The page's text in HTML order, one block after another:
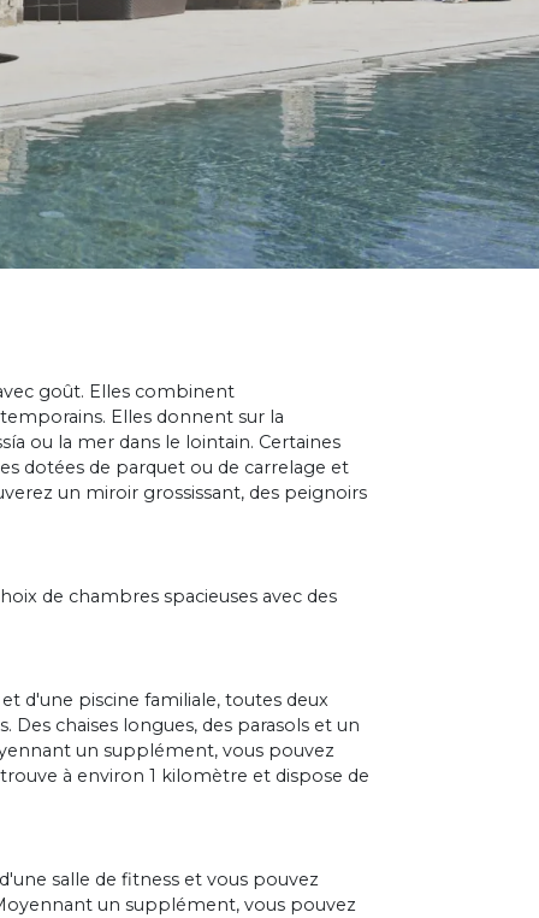
goût. Elles combinent
Elles donnent sur la
ou la mer dans le lointain. Certaines
dotées de parquet ou de carrelage et
un miroir grossissant, des peignoirs
de chambres spacieuses avec des
d'une piscine familiale, toutes deux
chaises longues, des parasols et un
un supplément, vous pouvez
à environ 1 kilomètre et dispose de
salle de fitness et vous pouvez
un supplément, vous pouvez